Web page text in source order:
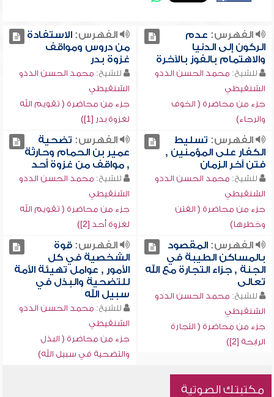
الفهرس: عدم
الركون إلى الدنيا
والاهتمام بالفوز بالآخرة
للشيخ: محمد الحسن الددو
الشنقيطي
جزء من محاضرة ( الخوف
والرجاء)
الفهرس:الاستفادة
من دروس ومواقف
غزوة بدر
للشيخ: محمد الحسن الددو
الشنقيطي
جزء من محاضرة ( تقويم الله
لغزوة بدر [1])
الفهرس: تسليط
الكفار على المؤمنين ,
فتن آخر الزمان
للشيخ: محمد الحسن الددو
الشنقيطي
جزء من محاضرة ( الفتن
وخطرها)
الفهرس: تضحية
عمير بن الحمام وحارثة
, مواقف من غزوة أحد
للشيخ: محمد الحسن الددو
الشنقيطي
جزء من محاضرة ( تقويم الله
لغزوة أحد [2])
الفهرس:المقصود
بالمساكن الطيبة في
الجنة , جزاء التجارة مع الله
تعالى
للشيخ: محمد الحسن الددو
الشنقيطي
جزء من محاضرة ( التجارة
الرابحة [2])
الفهرس:قوة
الشخصية في كل
الأمور , عوامل تهيئة الأمة
للتضحية والبذل في
سبيل الله
للشيخ: محمد الحسن الددو
الشنقيطي
جزء من محاضرة ( البذل
والتضحية في سبيل الله)
مكتبتك الصوتية